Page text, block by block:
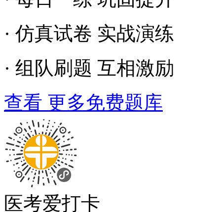
· 仿真试卷 实战演练
· 组队刷题 互相激励
查看 更多免费题库
医考爱打卡